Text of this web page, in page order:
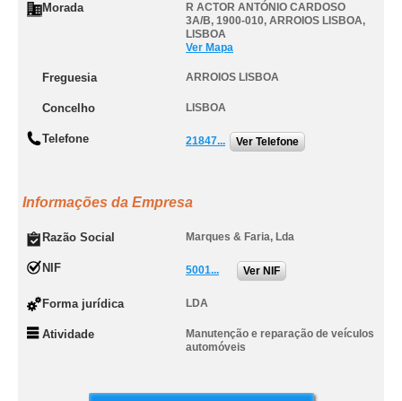
Morada
R ACTOR ANTÓNIO CARDOSO
3A/B, 1900-010, ARROIOS LISBOA,
LISBOA
Ver Mapa
Freguesia ARROIOS LISBOA
Concelho LISBOA
Telefone 21847... Ver Telefone
Informações da Empresa
Razão Social Marques & Faria, Lda
NIF 5001... Ver NIF
Forma jurídica LDA
Atividade
Manutenção e reparação de veículos
automóveis